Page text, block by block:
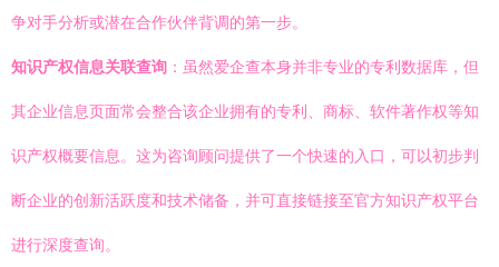
争对手分析或潜在合作伙伴背调的第一步。
知识产权信息关联查询 ：虽然爱企查本身并非专业的专利数据库，但
其企业信息页面常会整合该企业拥有的专利、商标、软件著作权等知
识产权概要信息。这为咨询顾问提供了一个快速的入口，可以初步判
断企业的创新活跃度和技术储备，并可直接链接至官方知识产权平台
进行深度查询。